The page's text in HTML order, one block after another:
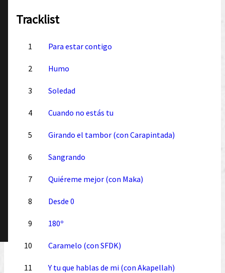
Tracklist
1 Para estar contigo
2 Humo
3 Soledad
4 Cuando no estás tu
5 Girando el tambor (con Carapintada)
6 Sangrando
7 Quiéreme mejor (con Maka)
8 Desde 0
9 180º
10 Caramelo (con SFDK)
11 Y tu que hablas de mi (con Akapellah)